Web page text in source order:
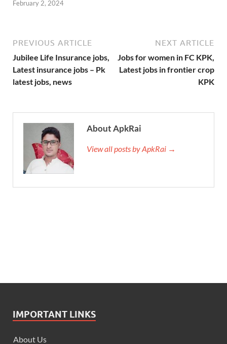
February 2, 2024
PREVIOUS ARTICLE
Jubilee Life Insurance jobs,
Latest insurance jobs – Pk
latest jobs, news
NEXT ARTICLE
Jobs for women in FC KPK,
Latest jobs in frontier crop
KPK
About ApkRai
View all posts by ApkRai →
IMPORTANT LINKS
About Us